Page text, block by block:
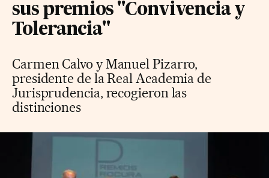
sus premios "Convivencia y
Tolerancia"
Carmen Calvo y Manuel Pizarro,
presidente de la Real Academia de
Jurisprudencia, recogieron las
distinciones